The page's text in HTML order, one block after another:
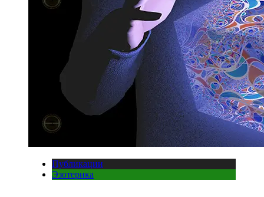
Публикации
Эзотерика